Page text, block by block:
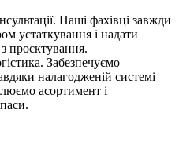
Наші фахівці завжди
устаткування і надати
проєктування.
Забезпечуємо
налагодженій системі
асортимент і